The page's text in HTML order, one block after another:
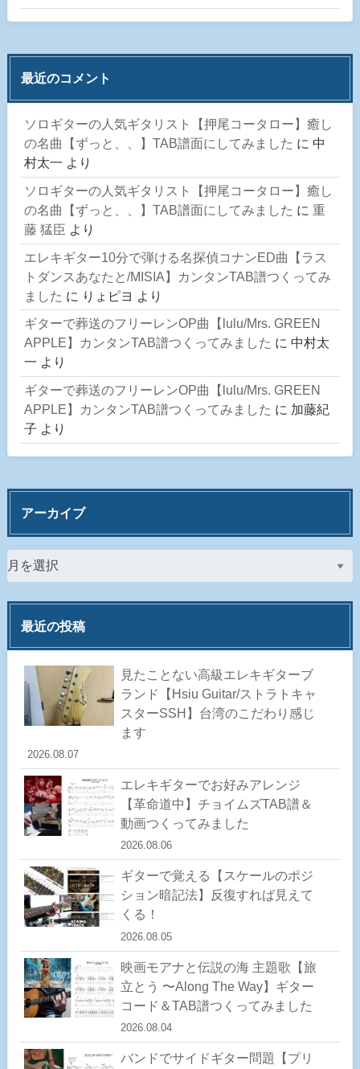
最近のコメント
ソロギターの人気ギタリスト【押尾コータロー】癒し
の名曲【ずっと、、】TAB譜面にしてみました に 中
村太一 より
ソロギターの人気ギタリスト【押尾コータロー】癒し
の名曲【ずっと、、】TAB譜面にしてみました に 重
藤 猛臣 より
エレキギター10分で弾ける名探偵コナンED曲【ラス
トダンスあなたと/MISIA】カンタンTAB譜つくってみ
ました に りょピヨ より
ギターで葬送のフリーレンOP曲【lulu/Mrs. GREEN
APPLE】カンタンTAB譜つくってみました に 中村太
一 より
ギターで葬送のフリーレンOP曲【lulu/Mrs. GREEN
APPLE】カンタンTAB譜つくってみました に 加藤紀
子 より
アーカイブ
最近の投稿
見たことない高級エレキギターブ
ランド【Hsiu Guitar/ストラトキャ
スターSSH】台湾のこだわり感じ
ます
2026.08.07
エレキギターでお好みアレンジ
【革命道中】チョイムズTAB譜＆
動画つくってみました
2026.08.06
ギターで覚える【スケールのポジ
ション暗記法】反復すれば見えて
くる！
2026.08.05
映画モアナと伝説の海 主題歌【旅
立とう 〜Along The Way】ギター
コード＆TAB譜つくってみました
2026.08.04
バンドでサイドギター問題【プリ